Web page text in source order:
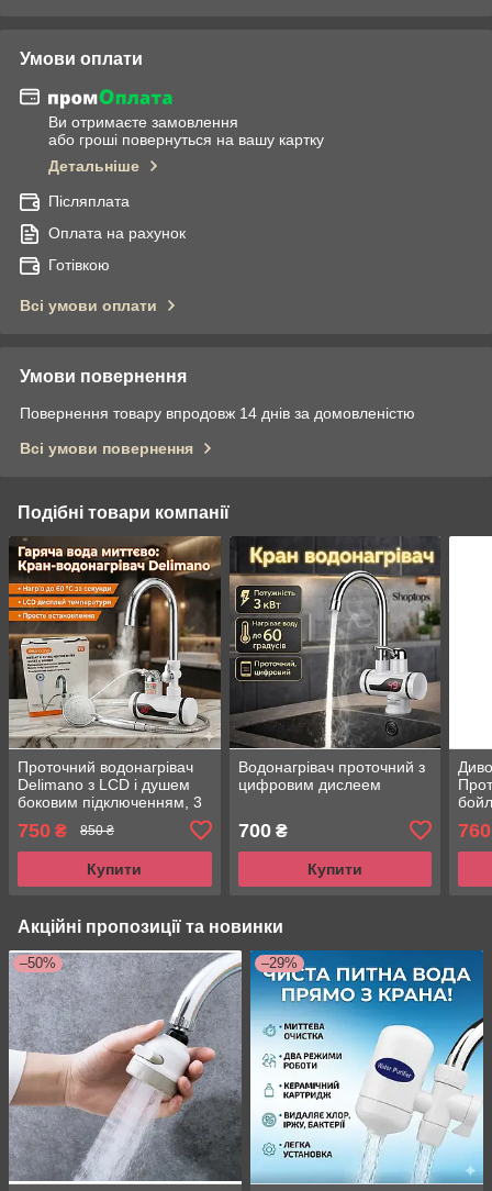
Умови оплати
Ви отримаєте замовлення
або гроші повернуться на вашу картку
Детальніше
Післяплата
Оплата на рахунок
Готівкою
Всі умови оплати
Умови повернення
Повернення товару впродовж 14 днів за домовленістю
Всі умови повернення
Подібні товари компанії
Проточний водонагрівач
Delimano з LCD і душем
боковим підключенням, 3
750 ₴ 850 ₴
Купити
Водонагрівач проточний з
цифровим дислеем
700₴
Купити
760
Акційні пропозиції та новинки
–50% –29%